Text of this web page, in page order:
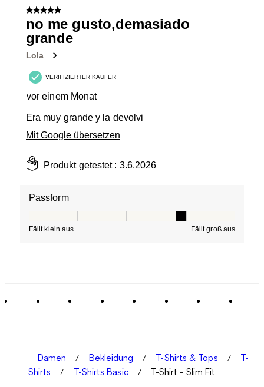
von
Bewertung.
5 von 5 Sternen.
no me gusto,demasiado
grande
Lola
VERIFIZIERTER KÄUFER
vor einem Monat
Era muy grande y la devolvi
Mit Google übersetzen
Produkt getestet : 3.6.2026
Passform
Fällt klein aus Fällt groß aus
Damen Bekleidung T-Shirts & Tops
T-
Shirts
T-Shirts Basic T-Shirt - Slim Fit